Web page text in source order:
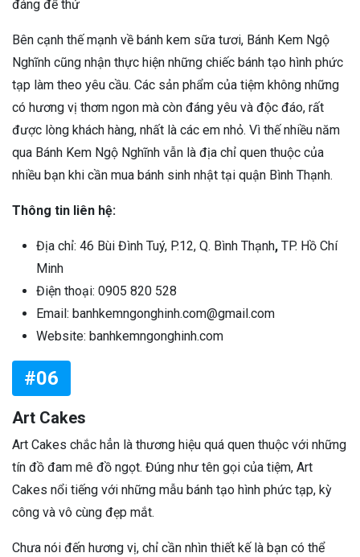
đáng để thử
Bên cạnh thế mạnh về bánh kem sữa tươi, Bánh Kem Ngộ
Nghĩnh cũng nhận thực hiện những chiếc bánh tạo hình phức
tạp làm theo yêu cầu. Các sản phẩm của tiệm không những
có hương vị thơm ngon mà còn đáng yêu và độc đáo, rất
được lòng khách hàng, nhất là các em nhỏ. Vì thế nhiều năm
qua Bánh Kem Ngộ Nghĩnh vẫn là địa chỉ quen thuộc của
nhiều bạn khi cần mua bánh sinh nhật tại quận Bình Thạnh.
Thông tin liên hệ:
Địa chỉ: 46 Bùi Đình Tuý, P.12, Q. Bình Thạnh, TP. Hồ Chí
Minh
Điện thoại: 0905 820 528
Email: banhkemngonghinh.com@gmail.com
Website: banhkemngonghinh.com
#06
Art Cakes
Art Cakes chắc hẳn là thương hiệu quá quen thuộc với những
tín đồ đam mê đồ ngọt. Đúng như tên gọi của tiệm, Art
Cakes nổi tiếng với những mẫu bánh tạo hình phức tạp, kỳ
công và vô cùng đẹp mắt.
Chưa nói đến hương vị, chỉ cần nhìn thiết kế là bạn có thể